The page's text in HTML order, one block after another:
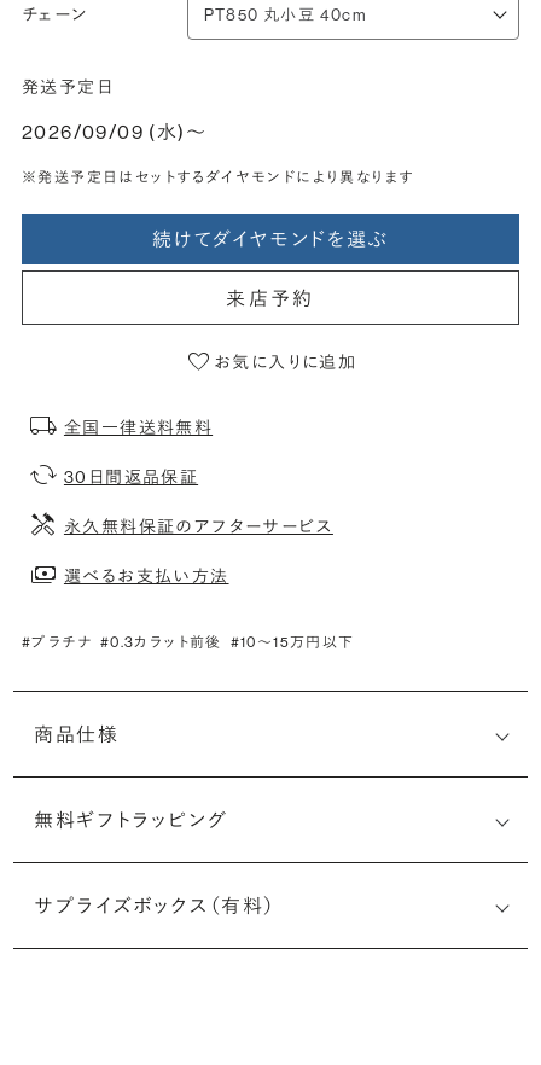
チェーン
発送予定日
2026/09/09 (水)〜
※発送予定日はセットするダイヤモンドにより異なります
続けてダイヤモンドを選ぶ
来店予約
お気に入りに追加
全国一律送料無料
30日間返品保証
永久無料保証のアフターサービス
選べるお支払い方法
#プラチナ #0.3カラット前後 #10〜15万円以下
商品仕様
無料ギフトラッピング
サプライズボックス（有料）